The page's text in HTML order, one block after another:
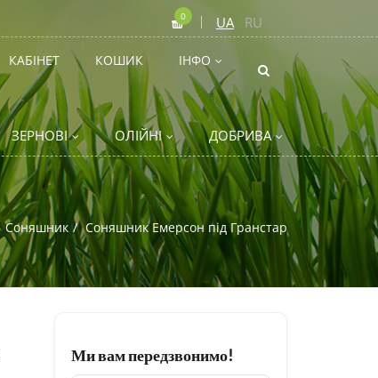
UA RU
0
КАБІНЕТ КОШИК ІНФО
ЗЕРНОВІ ОЛІЙНІ ДОБРИВА
Соняшник Соняшник Емерсон під Гранстар
Ми вам передзвонимо!